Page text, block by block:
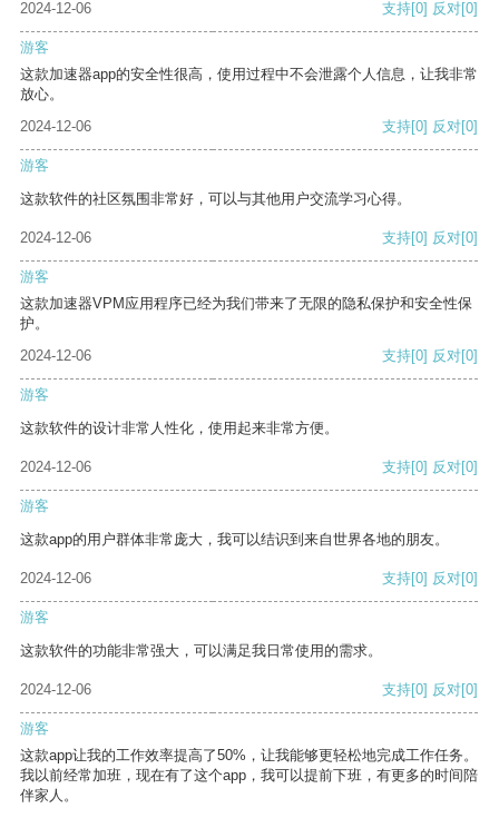
2024-12-06 支持[0] 反对[0]
游客
这款加速器app的安全性很高，使用过程中不会泄露个人信息，让我非常
放心。
2024-12-06
支持[0] 反对[0]
游客
这款软件的社区氛围非常好，可以与其他用户交流学习心得。
2024-12-06 支持[0] 反对[0]
游客
这款加速器VPM应用程序已经为我们带来了无限的隐私保护和安全性保
护。
2024-12-06
支持[0] 反对[0]
游客
这款软件的设计非常人性化，使用起来非常方便。
2024-12-06 支持[0] 反对[0]
游客
这款app的用户群体非常庞大，我可以结识到来自世界各地的朋友。
2024-12-06 支持[0] 反对[0]
游客
这款软件的功能非常强大，可以满足我日常使用的需求。
2024-12-06 支持[0] 反对[0]
游客
这款app让我的工作效率提高了50%，让我能够更轻松地完成工作任务。
我以前经常加班，现在有了这个app，我可以提前下班，有更多的时间陪
伴家人。